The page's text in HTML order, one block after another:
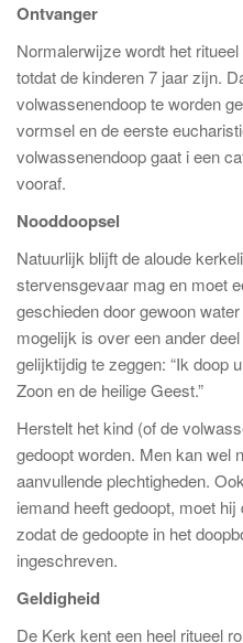
Ontvanger
Normalerwijze wordt het
totdat de kinderen 7 jaar zijn.
volwassenendoop te worden
vormsel en de eerste
volwassenendoop gaat i een
vooraf.
Nooddoopsel
Natuurlijk blijft de aloude
stervensgevaar mag en moet
geschieden door gewoon
mogelijk is over een ander
gelijktijdig te zeggen: “Ik doop
Zoon en de heilige Geest.”
Herstelt het kind (of de
gedoopt worden. Men kan wel
aanvullende plechtigheden.
iemand heeft gedoopt, moet
zodat de gedoopte in het
ingeschreven.
Geldigheid
De Kerk kent een heel ritueel